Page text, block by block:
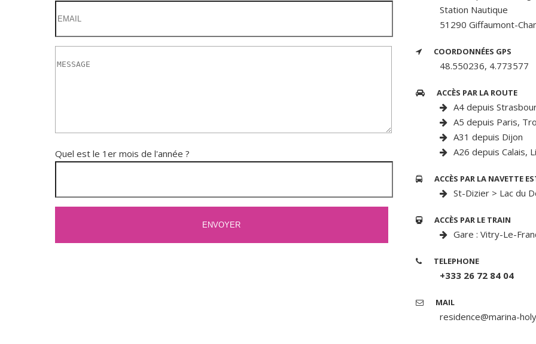
Quel est le 1er mois de l'année ?
Station Nautique
51290 Giffaumont-
COORDONNÉES GPS
48.550236, 4.773577
ACCÈS PAR LA ROUTE
A4 depuis
A5 depuis Paris,
A31 depuis Dijon
A26 depuis Calais,
ACCÈS PAR LA NAVETTE
St-Dizier > Lac du
ACCÈS PAR LE TRAIN
Gare : Vitry-Le-
TELEPHONE
+333 26 72 84 04
MAIL
residence@marina-